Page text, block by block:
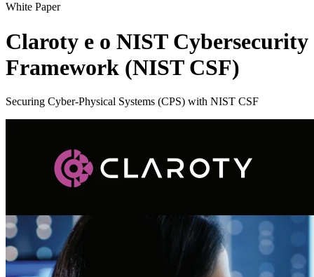
White Paper
Claroty e o NIST Cybersecurity
Framework (NIST CSF)
Securing Cyber-Physical Systems (CPS) with NIST CSF